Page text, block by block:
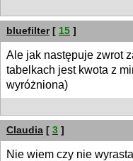
bluefilter[ 15 ]
Ale jak następuje zwrot
tabelkach jest kwota z
wyróżniona)
Claudia [ 3 ]
Nie wiem czy nie